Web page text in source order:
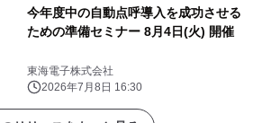
今年度中の自動点呼導入を成功させる
ための準備セミナー 8月4日(火) 開催
東海電子株式会社
2026年7月8日 16:30